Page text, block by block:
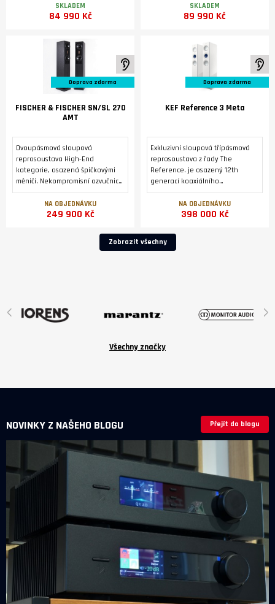
SKLADEM
84 990 Kč
převodníku DM36 a modulem
streameru SM35 Prisma.
SKLADEM
89 990 Kč
K poslechu ve studiu
Doprava zdarma
FISCHER & FISCHER SN/SL 270
AMT
Dvoupásmová sloupová
reprosoustava High-End
kategorie, osazená špičkovými
měniči. Nekompromisní ozvučnice
z masivní přírodní břidlice.
Zakázková výroba v Německu..
NA OBJEDNÁVKU
249 900 Kč
Doprava zdarma
KEF Reference 3 Meta
Exkluzivní sloupová třípásmová
reprosoustava z řady The
Reference. je osazený 12th
generací koaxiálního
reproduktoru Uni-Q® s
technologií MAT™ a dvojicí
basových reproduktorů o
uspořádaných kolem
reproduktoru Uni-Q .2 x 3 černé,
NA OBJEDNÁVKU
398 000 Kč
Zobrazit všechny
‹ ›
Všechny značky
NOVINKY Z NAŠEHO BLOGU Přejít do blogu